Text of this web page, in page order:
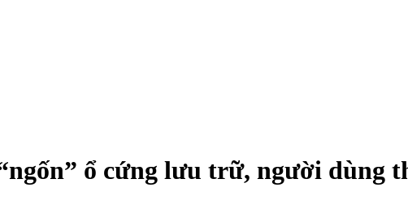
ổ cứng lưu trữ, người dùng